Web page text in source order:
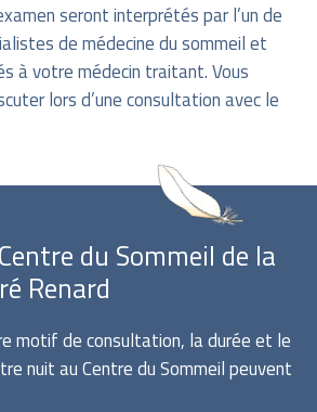
seront interprétés par l’un de
de médecine du sommeil et
à votre médecin traitant. Vous
lors d’une consultation avec le
du Sommeil de la
Renard
motif de consultation, la durée et le
nuit au Centre du Sommeil peuvent